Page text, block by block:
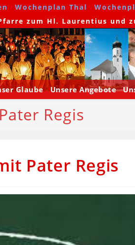
Wochenplan Thal
zum Hl. Laurentius und
Glaube Unsere Angebote
Regis
Pater Regis